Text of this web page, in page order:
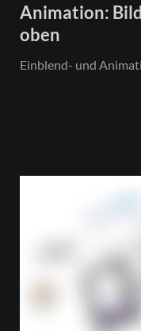
Animation:
oben
Einblend- und